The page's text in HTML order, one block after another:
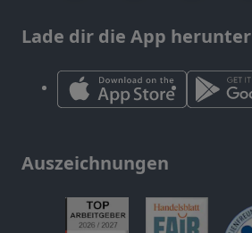
Lade dir die App herunter
Auszeichnungen